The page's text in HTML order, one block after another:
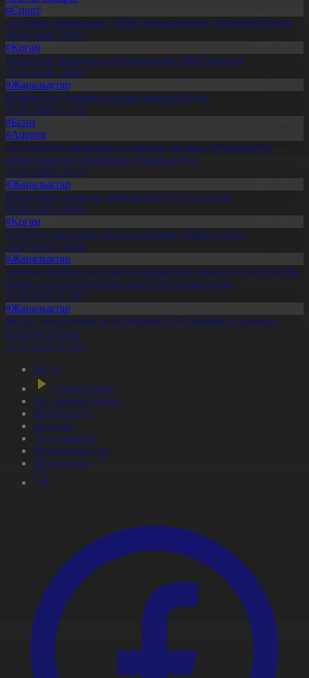
#Спорт
«Болашақ ойындары – 2026» халықаралық турнирі басталды
30.07.2026, 10:01
#Қоғам
Құрылтай сайлауына үміткерлердің тізімі бекітілді
13.07.2026, 20:03
#Жаңалықтар
Шымкентте теміржолшылар марапатталды
31.07.2026, 17:15
#Білім
#Aqparat
«Тәуелсіздік ұрпақтары» грантын тағайындау жөніндегі
комиссияның қорытынды отырысы өтті
31.07.2026, 20:11
#Жаңалықтар
Павлодарда отандық өнім өндірісі 1,5 есе артты
05.08.2026, 20:06
#Қоғам
«Әділет» партиясы кандидаттардың тізімін бекітті
10.07.2026, 20:08
#Жаңалықтар
Ақмола облысында тұрақты жұмыстың арқасында әлеуметтік
көмек алатын отбасылар саны 50%-ға қысқарды
31.07.2026, 17:03
#Жаңалықтар
Жетісу облысының жүргізушілері 170 мыңнан астам жол
ережесін бұзған
31.07.2026, 17:02
Басты
Тікелей эфир
Бағдарлама кестесі
Жаңалықтар
Жобалар
Телехикаялар
Мультсериалдар
Видеоархив